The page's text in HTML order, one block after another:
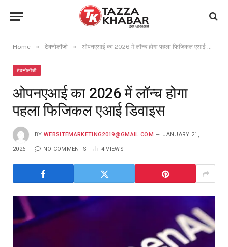
Home » टेक्नोलॉजी » ओपनएआई का 2026 में लॉन्च होगा पहला फिजिकल एआई डिवाइस
टेक्नोलॉजी
ओपनएआई का 2026 में लॉन्च होगा
पहला फिजिकल एआई डिवाइस
BY WEBSITEMARKETING2019@GMAIL.COM JANUARY 21,
2026 NO COMMENTS 4VIEWS